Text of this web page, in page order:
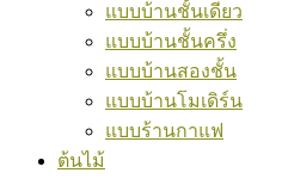
แบบบ้านชั้นเดียว
แบบบ้านชั้นครึ่ง
แบบบ้านสองชั้น
แบบบ้านโมเดิร์น
แบบร้านกาแฟ
ต้นไม้